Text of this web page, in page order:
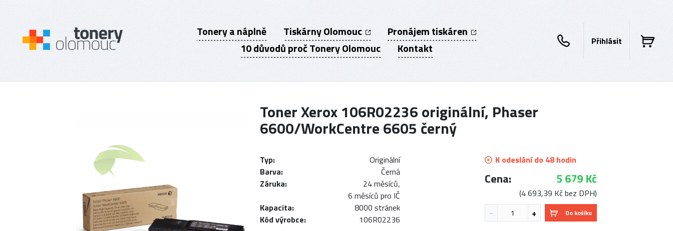
Tonery a náplně Tiskárny Olomouc
Pronájem tiskáren
10 důvodů proč Tonery Olomouc
Kontakt Přihlásit
Toner Xerox 106R02236 originální, Phaser
6600/WorkCentre 6605 černý
Typ:
Originální
Barva:
Černá
Záruka:
24 měsíců,
6 měsíců pro IČ
Kapacita:
8000 stránek
Kód výrobce:
106R02236
K odeslání do 48 hodin
Cena: 5 679 Kč
(4 693,39 Kč bez DPH)
Do košíku